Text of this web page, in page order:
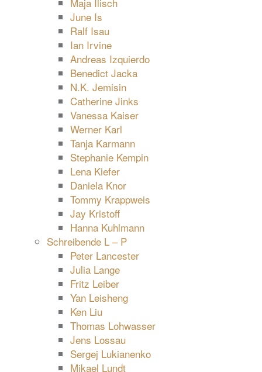
June Is
Ralf Isau
Ian Irvine
Andreas Izquierdo
Benedict Jacka
N.K. Jemisin
Catherine Jinks
Vanessa Kaiser
Werner Karl
Tanja Karmann
Stephanie Kempin
Lena Kiefer
Daniela Knor
Tommy Krappweis
Jay Kristoff
Hanna Kuhlmann
Schreibende L – P
Peter Lancester
Julia Lange
Fritz Leiber
Yan Leisheng
Ken Liu
Thomas Lohwasser
Jens Lossau
Sergej Lukianenko
Mikael Lundt